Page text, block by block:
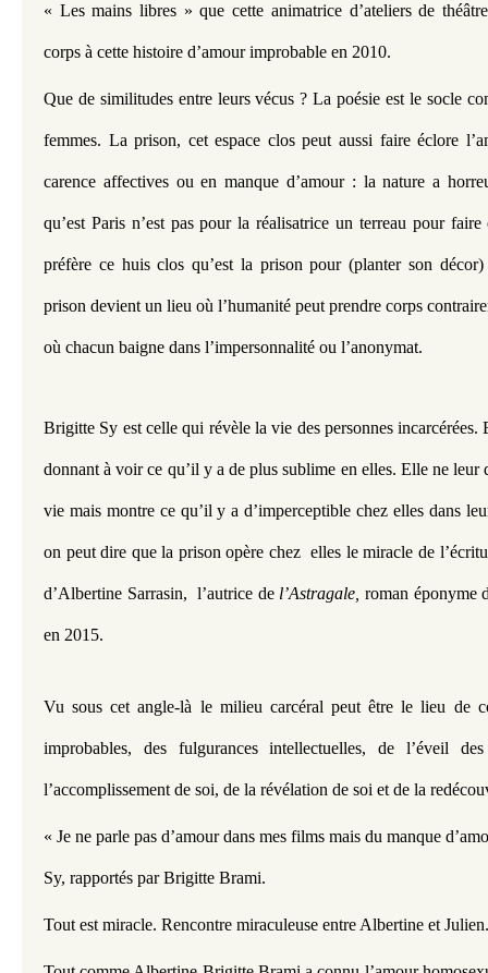
« Les mains libres » que cette animatrice d’ateliers de
corps à cette histoire d’amour improbable en 2010.
Que de similitudes entre leurs vécus ? La poésie est le socle
femmes. La prison, cet espace clos peut aussi faire éclore
carence affectives ou en manque d’amour : la nature a
qu’est Paris n’est pas pour la réalisatrice un terreau pour
préfère ce huis clos qu’est la prison pour (planter son
prison devient un lieu où l’humanité peut prendre corps
où chacun baigne dans l’impersonnalité ou l’anonymat.
Brigitte Sy est celle qui révèle la vie des personnes incarcérées.
donnant à voir ce qu’il y a de plus sublime en elles. Elle ne leur
vie mais montre ce qu’il y a d’imperceptible chez elles dans
on peut dire que la prison opère chez  elles le miracle de
d’Albertine Sarrasin,  l’autrice de l’Astragale, roman éponyme
en 2015.
Vu sous cet angle-là le milieu carcéral peut être le lieu de
improbables, des fulgurances intellectuelles, de l’éveil
l’accomplissement de soi, de la révélation de soi et de la
« Je ne parle pas d’amour dans mes films mais du manque
Sy, rapportés par Brigitte Brami.
Tout est miracle. Rencontre miraculeuse entre Albertine et Julien.